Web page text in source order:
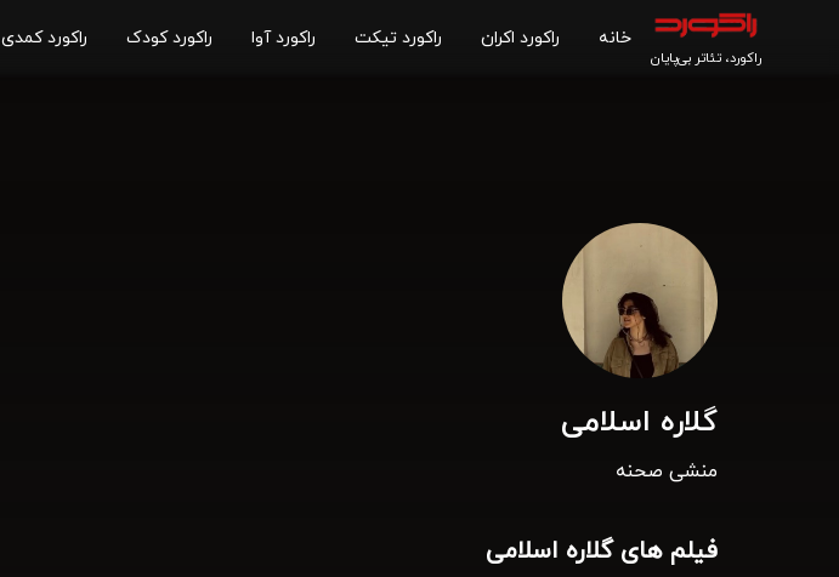
راکورد، تئاتر بی‌پایان
خانه راکورد اکران راکورد تیکت راکورد آوا راکورد کودک راکورد کمدی
گلاره اسلامی
منشی صحنه
فیلم های گلاره اسلامی